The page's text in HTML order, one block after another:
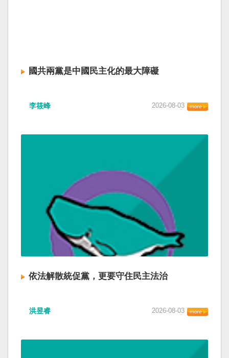
國共兩黨是中國民主化的最大障礙
李筱峰 2026-08-03
依法解散統促黨，更要守住民主法治
洪昱睿 2026-08-03